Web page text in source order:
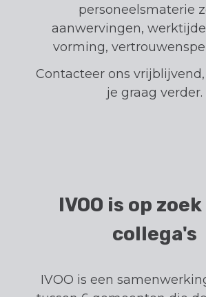
personeelsmaterie
aanwervingen,
vorming,
Contacteer ons
je graag verder.
IVOO is op
collega's
IVOO is een